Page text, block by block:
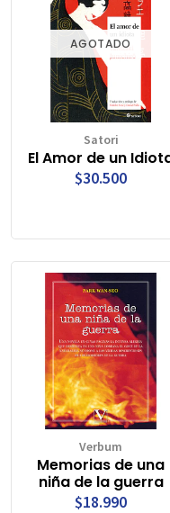
AGOTADO
Satori
El Amor de un
$30.500
Verbum
Memorias de una
niña de la guerra
$18.990